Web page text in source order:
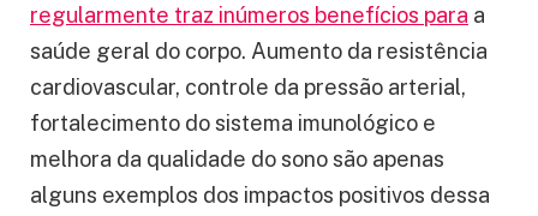
regularmente traz inúmeros benefícios para a
saúde geral do corpo. Aumento da resistência
cardiovascular, controle da pressão arterial,
fortalecimento do sistema imunológico e
melhora da qualidade do sono são apenas
alguns exemplos dos impactos positivos dessa